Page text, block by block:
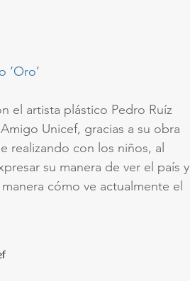
‘Oro’
el artista plástico Pedro Ruíz
Unicef, gracias a su obra
realizando con los niños, al
su manera de ver el país y
cómo ve actualmente el